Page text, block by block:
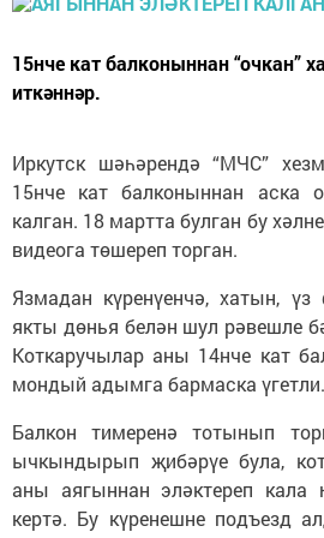
15нче кат балконыннан “очкан”
иткәннәр.
Иркутск шәһәрендә “МЧС”
15нче кат балконыннан аска
калган. 18 мартта булган бу
видеога төшереп торган.
Язмадан күренүенчә, хатын,
якты дөнья белән шул рәвешле
Коткаручылар аны 14нче кат
мондый адымга бармаска үгетли.
Балкон тимеренә тотынып
ычкындырып җибәрүе була,
аны аягыннан эләктереп кала
кертә. Бу күренешне подъезд